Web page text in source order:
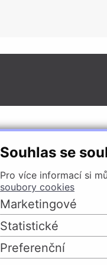
Souhlas se
Pro více informací si
soubory cookies
Marketingové
Statistické
Preferenční